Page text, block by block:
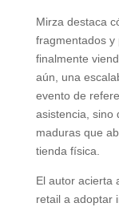
Mirza destaca
fragmentados y
finalmente
aún, una
evento de
asistencia, sino
maduras que
tienda física.
El autor acierta
retail a adoptar